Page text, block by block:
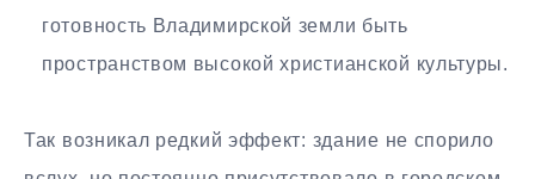
готовность Владимирской земли быть
пространством высокой христианской культуры.
Так возникал редкий эффект: здание не спорило